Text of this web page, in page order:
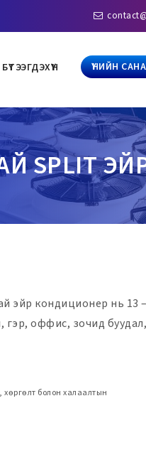
БҮТЭЭГДЭХҮҮН ҮНИЙН
SPLIT
эйр кондиционер нь 13
гэр, оффис, зочид
болон халаалтын